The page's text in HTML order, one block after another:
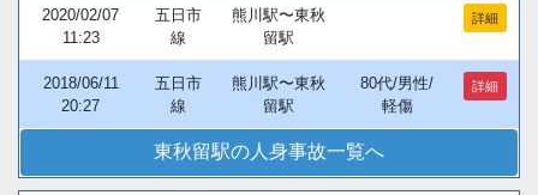
2020/02/07
11:23
五日市
線
熊川駅〜東秋
留駅
詳細
2018/06/11
20:27
五日市
線
熊川駅〜東秋
留駅
80代/男性/
軽傷
詳細
東秋留駅の人身事故一覧へ